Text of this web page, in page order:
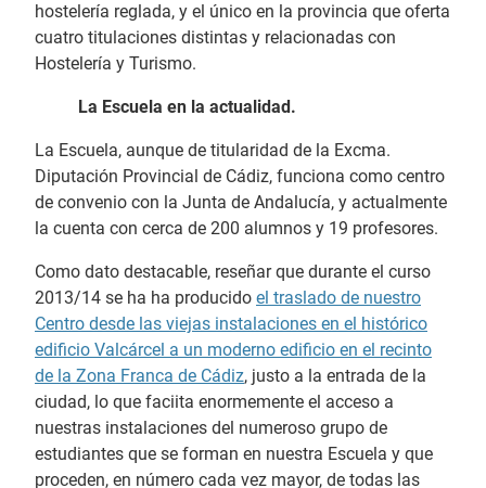
hostelería reglada, y el único en la provincia que oferta
cuatro titulaciones distintas y relacionadas con
Hostelería y Turismo.
La Escuela en la actualidad.
La Escuela, aunque de titularidad de la Excma.
Diputación Provincial de Cádiz, funciona como centro
de convenio con la Junta de Andalucía, y actualmente
la cuenta con cerca de 200 alumnos y 19 profesores.
Como dato destacable, reseñar que durante el curso
2013/14 se ha ha producido el traslado de nuestro
Centro desde las viejas instalaciones en el histórico
edificio Valcárcel a un moderno edificio en el recinto
de la Zona Franca de Cádiz, justo a la entrada de la
ciudad, lo que faciita enormemente el acceso a
nuestras instalaciones del numeroso grupo de
estudiantes que se forman en nuestra Escuela y que
proceden, en número cada vez mayor, de todas las